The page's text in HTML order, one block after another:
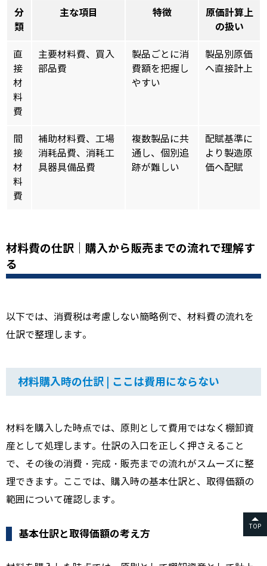
分
類
主な項目 特徴
原価計算上
の扱い
直
接
材
料
費
主要材料費、買入
部品費
製品ごとに消
費額を把握し
やすい
製品別原価
へ直接計上
間
接
材
料
費
補助材料費、工場
消耗品費、消耗工
具器具備品費
複数製品に共
通し、個別追
跡が難しい
配賦基準に
より製造原
価へ配賦
材料費の仕訳｜購入から販売までの流れで理解す
る
以下では、消費税は考慮しない簡略例で、材料費の流れを
仕訳で整理します。
材料購入時の仕訳 | ここは費用にならない
材料を購入した時点では、原則として費用ではなく棚卸資
産として処理します。仕訳の入口を正しく押さえること
で、その後の消費・完成・販売までの流れがスムーズに整
理できます。ここでは、購入時の基本仕訳と、取得価額の
範囲について確認します。
基本仕訳と取得価額の考え方
TOP